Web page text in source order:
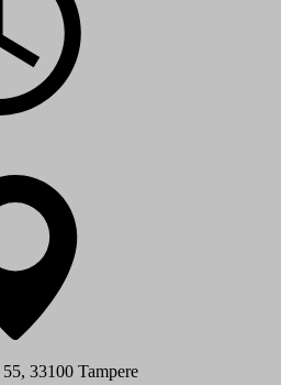
33100 Tampere